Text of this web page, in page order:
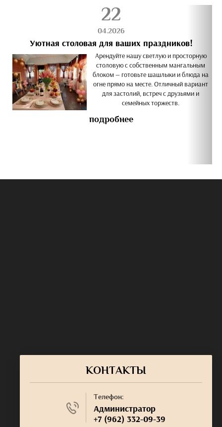
22
04.2026
Уютная столовая для ваших праздников!
Арендуйте нашу светлую и просторную
столовую с собственным мангальным
блоком — готовьте шашлыки и блюда на
огне прямо на месте. Отличный вариант
для застолий, встреч с друзьями и
семейных торжеств.
подробнее
КОНТАКТЫ
Телефон:
Администратор
+7 (962) 332-09-39